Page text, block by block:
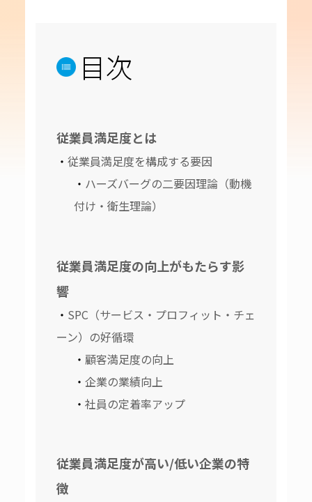
目次
従業員満足度とは
従業員満足度を構成する要因
ハーズバーグの二要因理論（動機
付け・衛生理論）
従業員満足度の向上がもたらす影
響
SPC（サービス・プロフィット・チェ
ーン）の好循環
顧客満足度の向上
企業の業績向上
社員の定着率アップ
従業員満足度が高い/低い企業の特
徴